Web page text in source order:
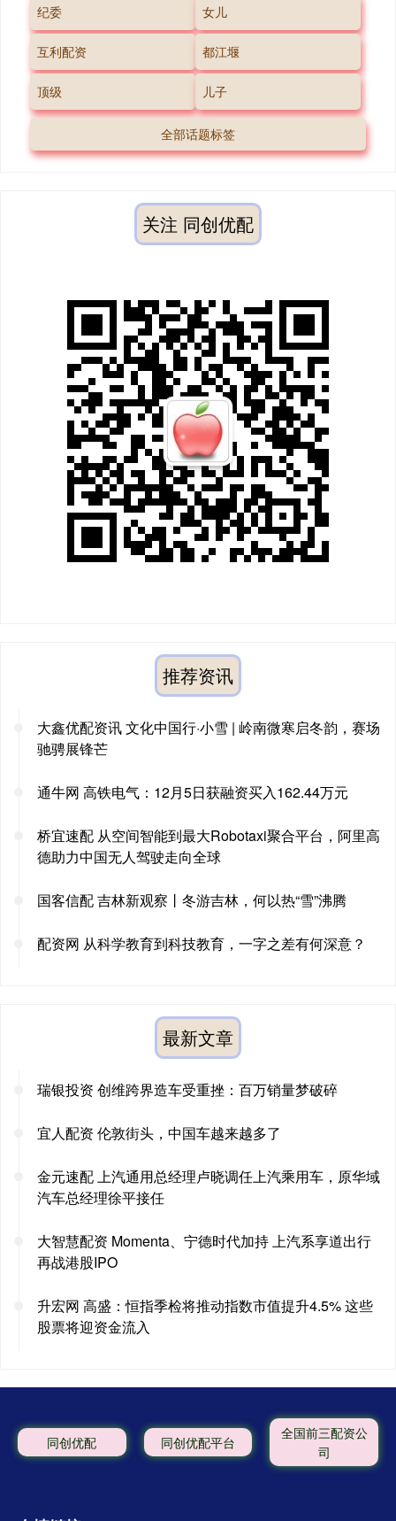
纪委 女儿
互利配资 都江堰
顶级 儿子
全部话题标签
关注 同创优配
推荐资讯
大鑫优配资讯 文化中国行·小雪 | 岭南微寒启冬韵，赛场
驰骋展锋芒
通牛网 高铁电气：12月5日获融资买入162.44万元
桥宜速配 从空间智能到最大Robotaxi聚合平台，阿里高
德助力中国无人驾驶走向全球
国客信配 吉林新观察丨冬游吉林，何以热“雪”沸腾
配资网 从科学教育到科技教育，一字之差有何深意？
最新文章
瑞银投资 创维跨界造车受重挫：百万销量梦破碎
宜人配资 伦敦街头，中国车越来越多了
金元速配 上汽通用总经理卢晓调任上汽乘用车，原华域
汽车总经理徐平接任
大智慧配资 Momenta、宁德时代加持 上汽系享道出行
再战港股IPO
升宏网 高盛：恒指季检将推动指数市值提升4.5% 这些
股票将迎资金流入
同创优配 同创优配平台
全国前三配资公
司